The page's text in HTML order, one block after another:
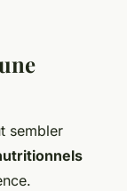
sembler